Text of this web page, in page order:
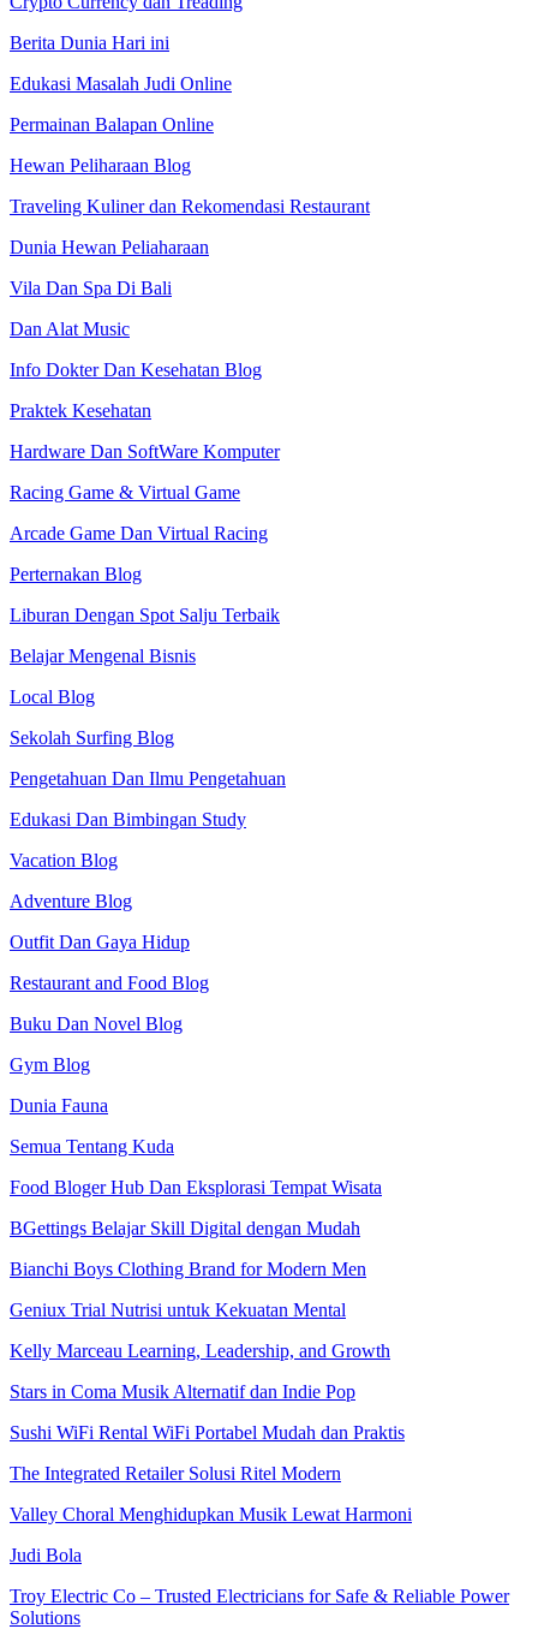
Berita Dunia Hari ini
Edukasi Masalah Judi Online
Permainan Balapan Online
Hewan Peliharaan Blog
Traveling Kuliner dan Rekomendasi Restaurant
Dunia Hewan Peliaharaan
Vila Dan Spa Di Bali
Dan Alat Music
Info Dokter Dan Kesehatan Blog
Praktek Kesehatan
Hardware Dan SoftWare Komputer
Racing Game & Virtual Game
Arcade Game Dan Virtual Racing
Perternakan Blog
Liburan Dengan Spot Salju Terbaik
Belajar Mengenal Bisnis
Local Blog
Sekolah Surfing Blog
Pengetahuan Dan Ilmu Pengetahuan
Edukasi Dan Bimbingan Study
Vacation Blog
Adventure Blog
Outfit Dan Gaya Hidup
Restaurant and Food Blog
Buku Dan Novel Blog
Gym Blog
Dunia Fauna
Semua Tentang Kuda
Food Bloger Hub Dan Eksplorasi Tempat Wisata
BGettings Belajar Skill Digital dengan Mudah
Bianchi Boys Clothing Brand for Modern Men
Geniux Trial Nutrisi untuk Kekuatan Mental
Kelly Marceau Learning, Leadership, and Growth
Stars in Coma Musik Alternatif dan Indie Pop
Sushi WiFi Rental WiFi Portabel Mudah dan Praktis
The Integrated Retailer Solusi Ritel Modern
Valley Choral Menghidupkan Musik Lewat Harmoni
Judi Bola
Troy Electric Co – Trusted Electricians for Safe & Reliable Power
Solutions